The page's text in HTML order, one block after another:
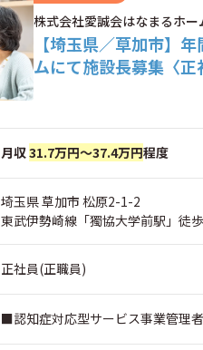
株式会社愛誠会はなまるホー
【埼玉県／草加市】
ムにて施設長募集〈正
月収31.7万円～37.4万円程度
埼玉県 草加市 松原2-1-2
東武伊勢崎線「獨協大学前駅」徒
正社員(正職員)
■認知症対応型サービス事業管理